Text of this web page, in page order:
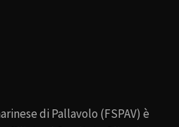
di Pallavolo (FSPAV) è